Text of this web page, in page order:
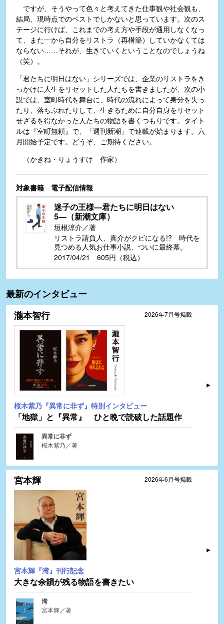
ですが、そうやって色々と考えてきた仕事観や社会観も、
結局、現時点でのベストでしかないと思っています。次のス
テージに行けば、これまでの考え方や手段が通用しなくなっ
て、また一から自分をリストラ（再構築）していかなくては
ならない……それが、生きていくということなのでしょうね
（笑）。
「君たちに明日はない」シリーズでは、企業のリストラをき
っかけに人生をリセットした人たちを書きましたが、次の小
説では、室町時代を舞台に、時代の流れによって身分を失っ
たり、落ちぶれたりして、生きるために自分自身をリセット
せざるを得なかった人たちの物語を書くつもりです。タイト
ルは『室町無頼』で、「週刊新潮」で連載が始まります。六
月開始予定です。どうぞ、ご期待ください。
（かきね・りょうすけ 作家）
対象書籍 電子配信情報
迷子の王様―君たちに明日はない
5―（新潮文庫）
垣根涼介／著
リストラ請負人、真介がクビになる!? 時代を
見つめる人気お仕事小説、ついに最終幕。
2017/04/21 605円（税込）
最新のインタビュー
2026年7月号掲載
瀧本智行
桜木紫乃『異常に非ず』特別インタビュー
「地獄」と『異常』 ひと晩で読破した話題作
異常に非ず
桜木紫乃／著
2026年6月号掲載
宮本輝
宮本輝『湾』刊行記念
大きな余韻が残る物語を書きたい
湾
宮本輝／著